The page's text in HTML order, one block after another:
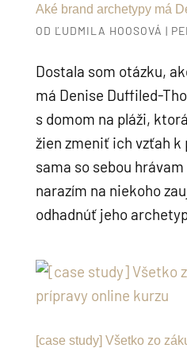
Aké brand archetypy má
OD ĽUDMILA HOOSOVÁ |
Dostala som otázku,
má Denise Duffiled-
s domom na pláži,
žien zmeniť ich vzťah k
sama so sebou
narazím na niekoho
odhadnúť jeho
[case study] Všetko zo